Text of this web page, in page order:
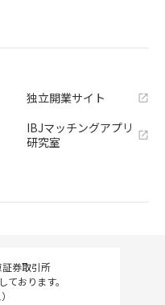
独立開業サイト
IBJマッチングアプリ
研究室
券取引所
ております。